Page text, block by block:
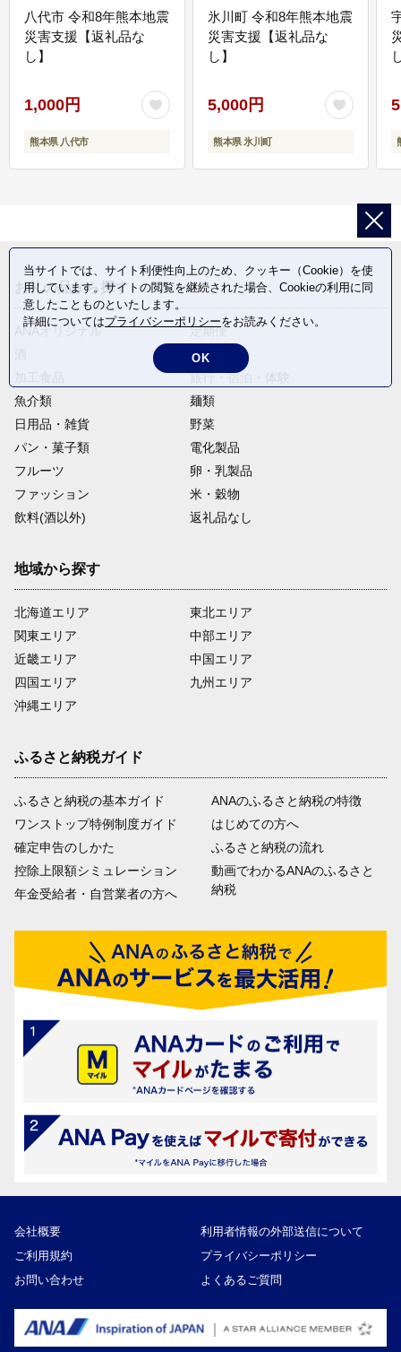
八代市 令和8年熊本地震
災害支援【返礼品な
し】
1,000円
熊本県 八代市
氷川町 令和8年熊本地震
災害支援【返礼品な
し】
5,000円
熊本県 氷川町
お礼の品から探す
ANAオリジナル
定期便
肉類
旅行・宿泊・体験
魚介類
麺類
日用品・雑貨
野菜
パン・菓子類
電化製品
フルーツ
卵・乳製品
ファッション
米・穀物
飲料(酒以外)
返礼品なし
地域から探す
北海道エリア
関東エリア
近畿エリア
四国エリア
沖縄エリア
東北エリア
中部エリア
中国エリア
九州エリア
ふるさと納税ガイド
ふるさと納税の基本ガイド
ワンストップ特例制度ガイド
確定申告のしかた
控除上限額シミュレーション
年金受給者・自営業者の方へ
ANAのふるさと納税の特徴
はじめての方へ
ふるさと納税の流れ
動画でわかるANAのふるさと
納税
会社概要
利用者情報の外部送信について
ご利用規約
プライバシーポリシー
お問い合わせ
よくあるご質問
当サイトでは、サイト利便性向上のため、クッキー（Cookie）を使
用しています。サイトの閲覧を継続された場合、Cookieの利用に同
意したことものといたします。
詳細についてはプライバシーポリシーをお読みください。
OK